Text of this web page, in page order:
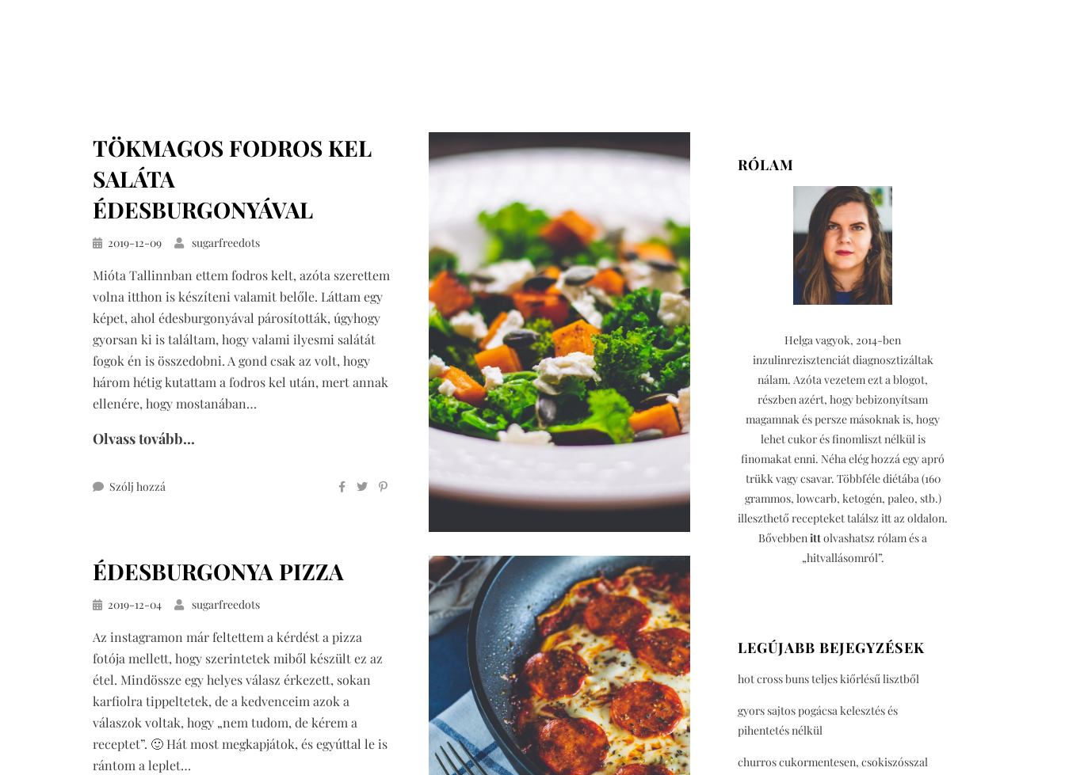
TÖKMAGOS FODROS KEL
SALÁTA
ÉDESBURGONYÁVAL
Közzétéve
2019-12-09 sugarfreedots
Mióta Tallinnban ettem fodros kelt, azóta szerettem
volna itthon is készíteni valamit belőle. Láttam egy
képet, ahol édesburgonyával párosították, úgyhogy
gyorsan ki is találtam, hogy valami ilyesmi salátát
fogok én is összedobni. A gond csak az volt, hogy
három hétig kutattam a fodros kel után, mert annak
ellenére, hogy mostanában…
Olvass tovább...
Szólj hozzá
saláta
édesburgonyával
ÉDESBURGONYA PIZZA
Közzétéve
2019-12-04 sugarfreedots
Az instagramon már feltettem a kérdést a pizza
fotója mellett, hogy szerintetek miből készült ez az
étel. Mindössze egy helyes válasz érkezett, sokan
karfiolra tippeltetek, de a kedvenceim azok a
válaszok voltak, hogy „nem tudom, de kérem a
receptet”. 🙂 Hát most megkapjátok, és egyúttal le is
rántom a leplet…
RÓLAM
Helga vagyok, 2014-ben
inzulinrezisztenciát diagnosztizáltak
nálam. Azóta vezetem ezt a blogot,
részben azért, hogy bebizonyítsam
magamnak és persze másoknak is, hogy
lehet cukor és finomliszt nélkül is
finomakat enni. Néha elég hozzá egy apró
trükk vagy csavar. Többféle diétába (160
grammos, lowcarb, ketogén, paleo, stb.)
illeszthető recepteket találsz itt az oldalon.
Bővebbenittolvashatsz rólam és a
„hitvallásomról”.
LEGÚJABB BEJEGYZÉSEK
hot cross buns teljes kiőrlésű lisztből
gyors sajtos pogácsa kelesztés és
pihentetés nélkül
churros cukormentesen, csokiszósszal